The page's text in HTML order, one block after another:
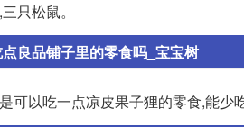
只松鼠。
良品铺子里的零食吗_宝宝树
可以吃一点凉皮果子狸的零食,能少